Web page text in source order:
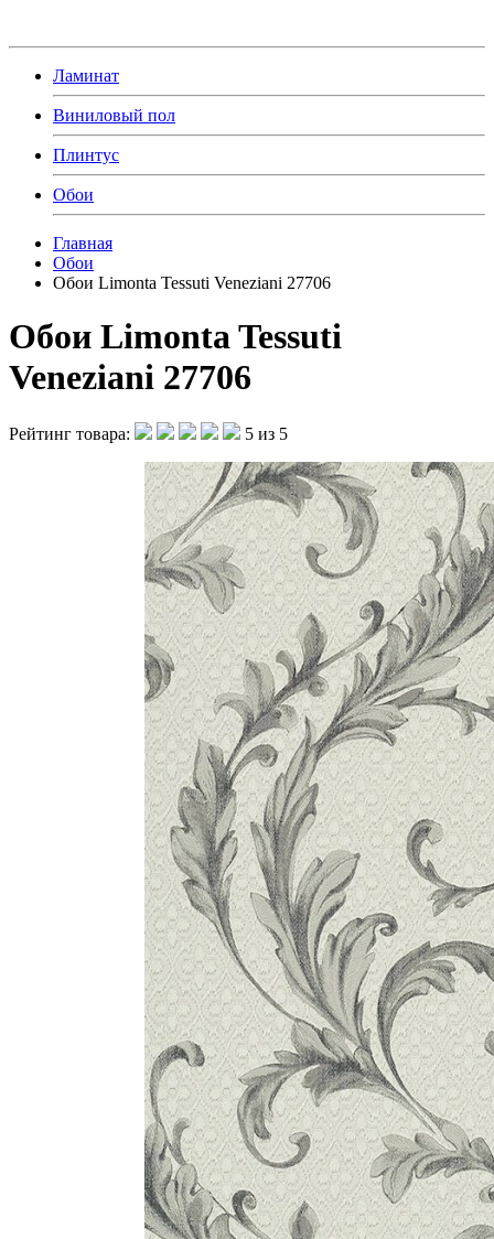
Ламинат
Виниловый пол
Плинтус
Обои
Главная
Обои
Обои Limonta Tessuti Veneziani 27706
Обои Limonta Tessuti
Veneziani 27706
Рейтинг товара: 5 из 5